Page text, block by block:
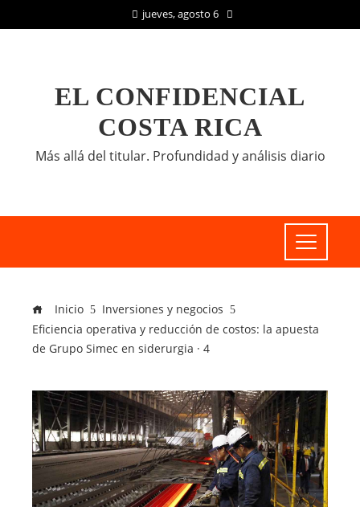
jueves, agosto 6
EL CONFIDENCIAL
COSTA RICA
Más allá del titular. Profundidad y análisis diario
Inicio
Inversiones y negocios
Eficiencia operativa y reducción de costos: la apuesta
de Grupo Simec en siderurgia · 4